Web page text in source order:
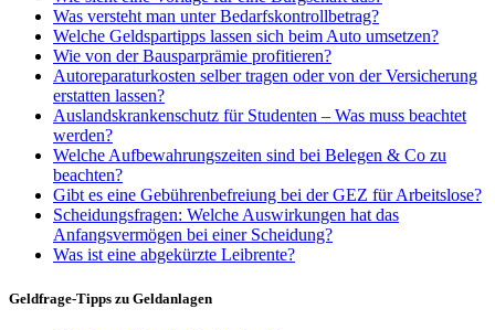
Was versteht man unter Bedarfskontrollbetrag?
Welche Geldspartipps lassen sich beim Auto umsetzen?
Wie von der Bausparprämie profitieren?
Autoreparaturkosten selber tragen oder von der Versicherung
erstatten lassen?
Auslandskrankenschutz für Studenten – Was muss beachtet
werden?
Welche Aufbewahrungszeiten sind bei Belegen & Co zu
beachten?
Gibt es eine Gebührenbefreiung bei der GEZ für Arbeitslose?
Scheidungsfragen: Welche Auswirkungen hat das
Anfangsvermögen bei einer Scheidung?
Was ist eine abgekürzte Leibrente?
Geldfrage-Tipps zu Geldanlagen